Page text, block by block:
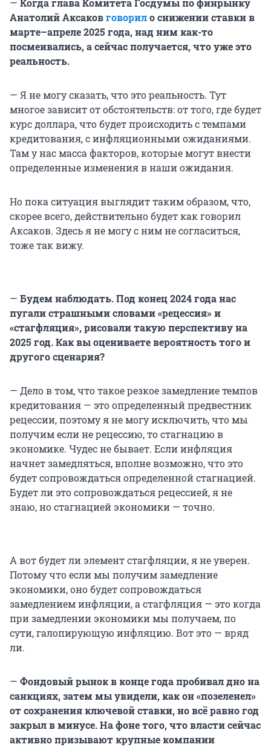
— Когда глава Комитета Госдумы по финрынку
Анатолий Аксаковговорило снижении ставки в
марте–апреле 2025 года, над ним как-то
посмеивались, а сейчас получается, что уже это
реальность.
— Я не могу сказать, что это реальность. Тут
многое зависит от обстоятельств: от того, где будет
курс доллара, что будет происходить с темпами
кредитования, с инфляционными ожиданиями.
Там у нас масса факторов, которые могут внести
определенные изменения в наши ожидания.
Но пока ситуация выглядит таким образом, что,
скорее всего, действительно будет как говорил
Аксаков. Здесь я не могу с ним не согласиться,
тоже так вижу.
— Будем наблюдать. Под конец 2024 года нас
пугали страшными словами «рецессия» и
«стагфляция», рисовали такую перспективу на
2025 год. Как вы оцениваете вероятность того и
другого сценария?
— Дело в том, что такое резкое замедление темпов
кредитования — это определенный предвестник
рецессии, поэтому я не могу исключить, что мы
получим если не рецессию, то стагнацию в
экономике. Чудес не бывает. Если инфляция
начнет замедляться, вполне возможно, что это
будет сопровождаться определенной стагнацией.
Будет ли это сопровождаться рецессией, я не
знаю, но стагнацией экономики — точно.
А вот будет ли элемент стагфляции, я не уверен.
Потому что если мы получим замедление
экономики, оно будет сопровождаться
замедлением инфляции, а стагфляция — это когда
при замедлении экономики мы получаем, по
сути, галопирующую инфляцию. Вот это — вряд
ли.
— Фондовый рынок в конце года пробивал дно на
санкциях, затем мы увидели, как он «позеленел»
от сохранения ключевой ставки, но всё равно год
закрыл в минусе. На фоне того, что власти сейчас
активно призывают крупные компании